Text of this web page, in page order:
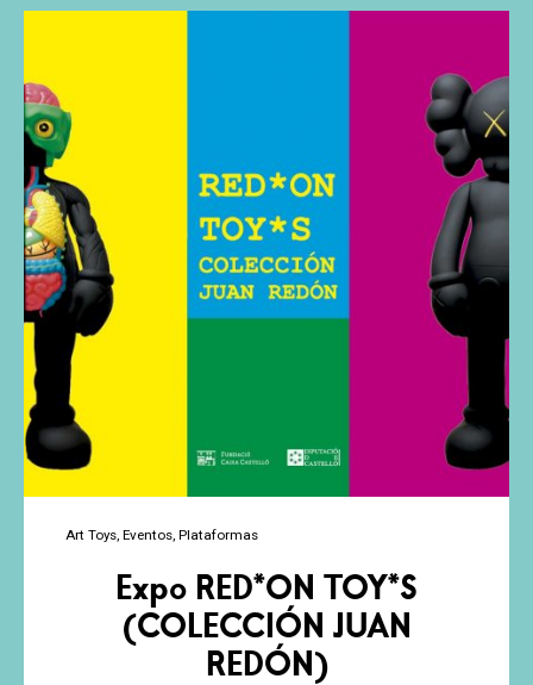
Art Toys Eventos Plataformas
Expo RED*ON TOY*S
(COLECCIÓN JUAN
REDÓN)